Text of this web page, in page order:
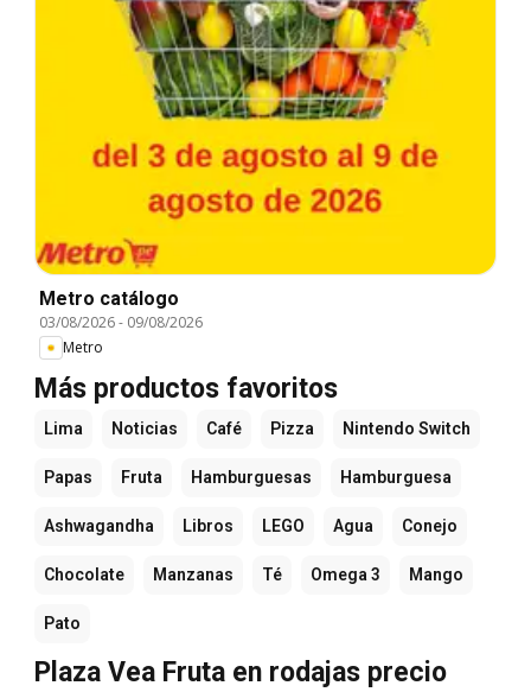
Metro catálogo
03/08/2026- 09/08/2026
Metro
Más productos favoritos
Lima Noticias Café Pizza Nintendo Switch
Papas Fruta Hamburguesas Hamburguesa
Ashwagandha Libros LEGO Agua Conejo
Chocolate Manzanas Té Omega 3 Mango
Pato
Plaza Vea Fruta en rodajas precio